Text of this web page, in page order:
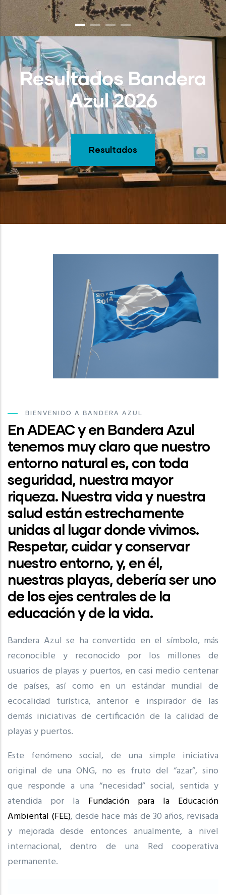
Resultados Bandera
Azul 2026
Resultados
BIENVENIDO A BANDERA AZUL
En ADEAC y en Bandera Azul
tenemos muy claro que nuestro
entorno natural es, con toda
seguridad, nuestra mayor
riqueza. Nuestra vida y nuestra
salud están estrechamente
unidas al lugar donde vivimos.
Respetar, cuidar y conservar
nuestro entorno, y, en él,
nuestras playas, debería ser uno
de los ejes centrales de la
educación y de la vida.
Bandera Azul se ha convertido en el símbolo, más
reconocible y reconocido por los millones de
usuarios de playas y puertos, en casi medio centenar
de países, así como en un estándar mundial de
ecocalidad turística, anterior e inspirador de las
demás iniciativas de certificación de la calidad de
playas y puertos.
Este fenómeno social, de una simple iniciativa
original de una ONG, no es fruto del “azar”, sino
que responde a una “necesidad” social, sentida y
atendida por la Fundación para la Educación
Ambiental (FEE), desde hace más de 30 años, revisada
y mejorada desde entonces anualmente, a nivel
internacional, dentro de una Red cooperativa
permanente.